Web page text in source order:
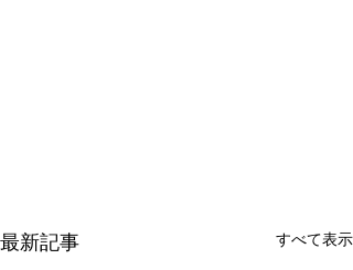
最新記事 すべて表示